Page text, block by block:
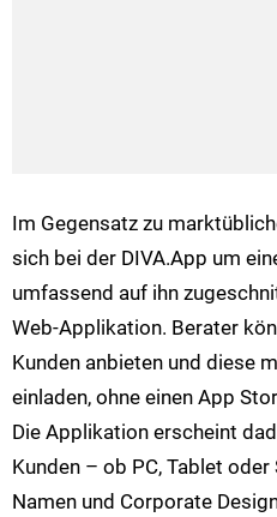
Im Gegensatz zu
sich bei der DIVA.App um
umfassend auf ihn
Web-Applikation. Berater
Kunden anbieten und diese
einladen, ohne einen App
Die Applikation erscheint
Kunden – ob PC, Tablet
Namen und Corporate